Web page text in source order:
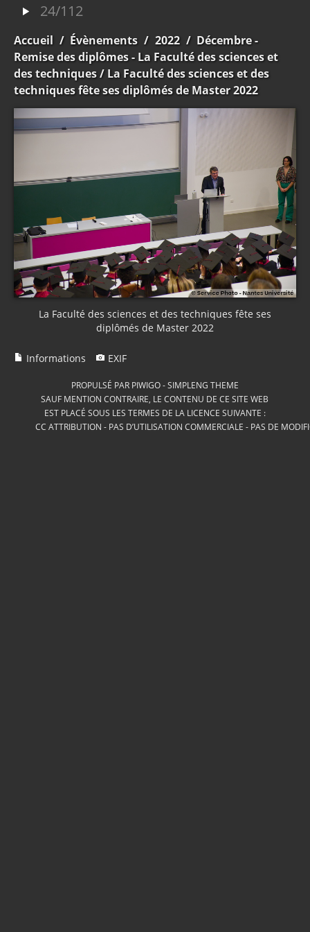
24/112
Accueil / Évènements / 2022 / Décembre -
Remise des diplômes - La Faculté des sciences et
des techniques/ La Faculté des sciences et des
techniques fête ses diplômés de Master 2022
La Faculté des sciences et des techniques fête ses
diplômés de Master 2022
Informations EXIF
PROPULSÉ PAR PIWIGO-SIMPLENG THEME
SAUF MENTION CONTRAIRE, LE CONTENU DE CE SITE WEB
EST PLACÉ SOUS LES TERMES DE LA LICENCE SUIVANTE :
CC ATTRIBUTION - PAS D’UTILISATION COMMERCIALE - PAS DE